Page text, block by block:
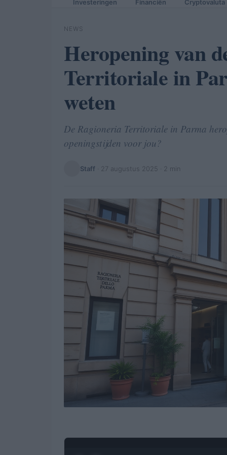
Investeringen Financiën Cryptovaluta
NEWS
Heropening van
Territoriale in
weten
De Ragioneria Territoriale in Parma
openingstijden voor jou?
Staff 27 augustus 2025 · 2 min